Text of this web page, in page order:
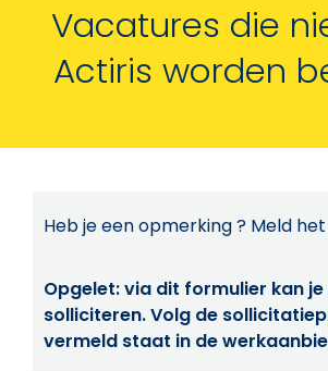
Vacatures die
Actiris worden
Heb je een opmerking ? Meld
Opgelet: via dit formulier kan je
solliciteren. Volg de
vermeld staat in de